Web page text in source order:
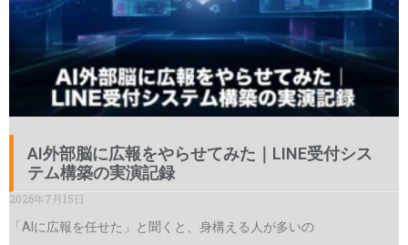
AI外部脳に広報をやらせてみた｜LINE受付シス
テム構築の実演記録
2026年7月15日
「AIに広報を任せた」と聞くと、身構える人が多いの